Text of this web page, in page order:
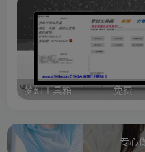
梦幻工具箱————-免费
专心